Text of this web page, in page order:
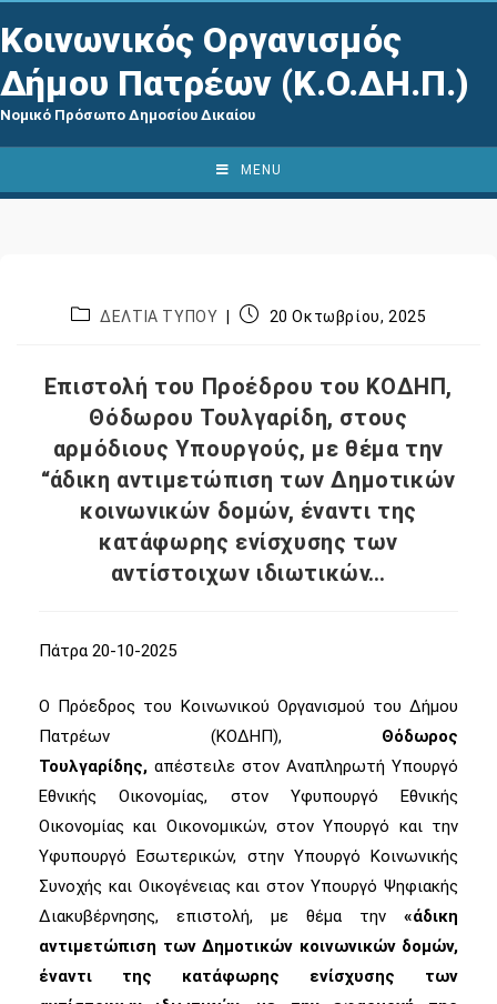
Κοινωνικός Οργανισμός
Δήμου Πατρέων (Κ.Ο.ΔΗ.Π.)
Νομικό Πρόσωπο Δημοσίου Δικαίου
MENU
ΔΕΛΤΙΑ ΤΥΠΟΥ 20 Οκτωβρίου, 2025
Επιστολή του Προέδρου του ΚΟΔΗΠ,
Θόδωρου Τουλγαρίδη, στους
αρμόδιους Υπουργούς, με θέμα την
“άδικη αντιμετώπιση των Δημοτικών
κοινωνικών δομών, έναντι της
κατάφωρης ενίσχυσης των
αντίστοιχων ιδιωτικών…
Πάτρα 20-10-2025
Ο Πρόεδρος του Κοινωνικού Οργανισμού του Δήμου
Πατρέων (ΚΟΔΗΠ), Θόδωρος
Τουλγαρίδης, απέστειλε στον Αναπληρωτή Υπουργό
Εθνικής Οικονομίας, στον Υφυπουργό Εθνικής
Οικονομίας και Οικονομικών, στον Υπουργό και την
Υφυπουργό Εσωτερικών, στην Υπουργό Κοινωνικής
Συνοχής και Οικογένειας και στον Υπουργό Ψηφιακής
Διακυβέρνησης, επιστολή, με θέμα την «άδικη
αντιμετώπιση των Δημοτικών κοινωνικών δομών,
έναντι της κατάφωρης ενίσχυσης των